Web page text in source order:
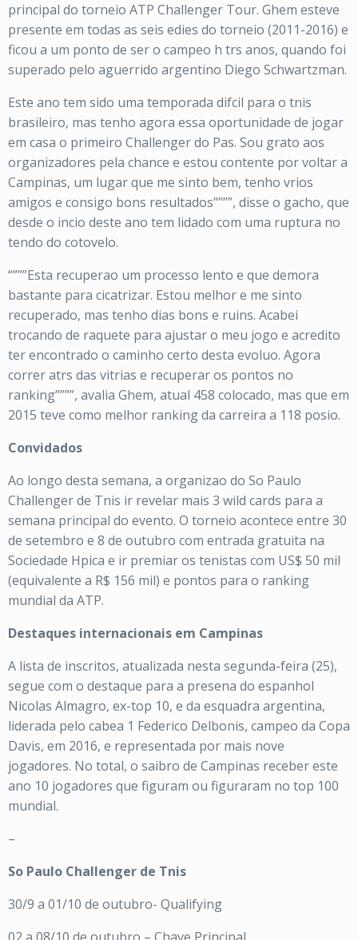
principal do torneio ATP Challenger Tour. Ghem esteve
presente em todas as seis edies do torneio (2011-2016) e
ficou a um ponto de ser o campeo h trs anos, quando foi
superado pelo aguerrido argentino Diego Schwartzman.
Este ano tem sido uma temporada difcil para o tnis
brasileiro, mas tenho agora essa oportunidade de jogar
em casa o primeiro Challenger do Pas. Sou grato aos
organizadores pela chance e estou contente por voltar a
Campinas, um lugar que me sinto bem, tenho vrios
amigos e consigo bons resultados””””, disse o gacho, que
desde o incio deste ano tem lidado com uma ruptura no
tendo do cotovelo.
“”””Esta recuperao um processo lento e que demora
bastante para cicatrizar. Estou melhor e me sinto
recuperado, mas tenho dias bons e ruins. Acabei
trocando de raquete para ajustar o meu jogo e acredito
ter encontrado o caminho certo desta evoluo. Agora
correr atrs das vitrias e recuperar os pontos no
ranking””””, avalia Ghem, atual 458 colocado, mas que em
2015 teve como melhor ranking da carreira a 118 posio.
Convidados
Ao longo desta semana, a organizao do So Paulo
Challenger de Tnis ir revelar mais 3 wild cards para a
semana principal do evento. O torneio acontece entre 30
de setembro e 8 de outubro com entrada gratuita na
Sociedade Hpica e ir premiar os tenistas com US$ 50 mil
(equivalente a R$ 156 mil) e pontos para o ranking
mundial da ATP.
Destaques internacionais em Campinas
A lista de inscritos, atualizada nesta segunda-feira (25),
segue com o destaque para a presena do espanhol
Nicolas Almagro, ex-top 10, e da esquadra argentina,
liderada pelo cabea 1 Federico Delbonis, campeo da Copa
Davis, em 2016, e representada por mais nove
jogadores. No total, o saibro de Campinas receber este
ano 10 jogadores que figuram ou figuraram no top 100
mundial.
–
So Paulo Challenger de Tnis
30/9 a 01/10 de outubro- Qualifying